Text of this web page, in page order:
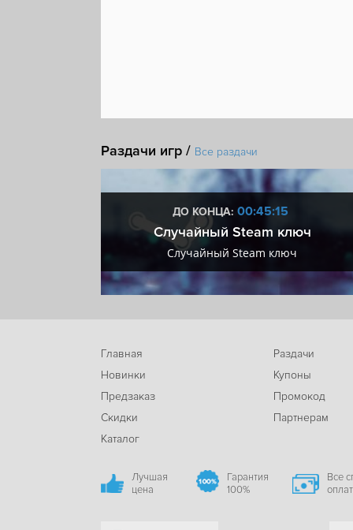
Раздачи игр / Все раздачи
ДО КОНЦА: 00:45:14
Случайный Steam ключ
Случайный Steam ключ
Главная
Новинки
Предзаказ
Скидки
Каталог
Раздачи
Купоны
Промокод
Партнерам
Лучшая
цена
Гарантия
100%
Все